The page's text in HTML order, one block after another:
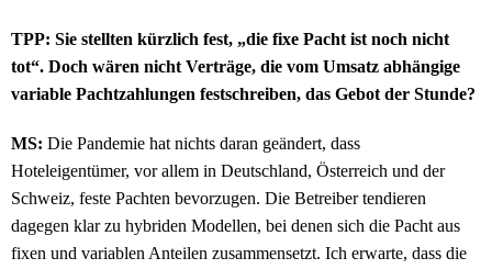
TPP: Sie stellten kürzlich fest, „die fixe Pacht ist noch nicht
tot“. Doch wären nicht Verträge, die vom Umsatz abhängige
variable Pachtzahlungen festschreiben, das Gebot der Stunde?
MS: Die Pandemie hat nichts daran geändert, dass
Hoteleigentümer, vor allem in Deutschland, Österreich und der
Schweiz, feste Pachten bevorzugen. Die Betreiber tendieren
dagegen klar zu hybriden Modellen, bei denen sich die Pacht aus
fixen und variablen Anteilen zusammensetzt. Ich erwarte, dass die